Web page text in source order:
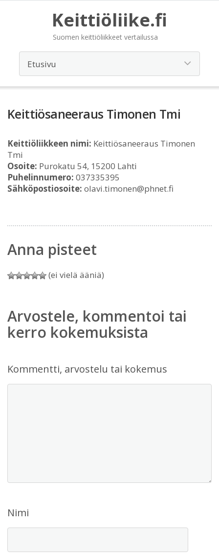
Keittiöliike.fi
Suomen keittiöliikkeet vertailussa
Keittiösaneeraus Timonen Tmi
Keittiöliikkeen nimi: Keittiösaneeraus Timonen
Tmi
Osoite: Purokatu 54, 15200 Lahti
Puhelinnumero: 037335395
Sähköpostiosoite: olavi.timonen@phnet.fi
Anna pisteet
(ei vielä ääniä)
Arvostele, kommentoi tai
kerro kokemuksista
Kommentti, arvostelu tai kokemus
Nimi